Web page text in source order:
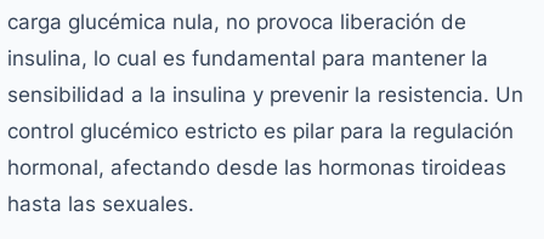
carga glucémica nula, no provoca liberación de
insulina, lo cual es fundamental para mantener la
sensibilidad a la insulina y prevenir la resistencia. Un
control glucémico estricto es pilar para la regulación
hormonal, afectando desde las hormonas tiroideas
hasta las sexuales.